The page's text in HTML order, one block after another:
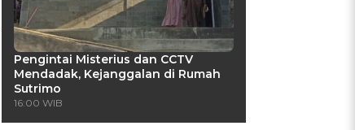
Pengintai Misterius dan CCTV
Mendadak, Kejanggalan di Rumah
Sutrimo
16:00 WIB